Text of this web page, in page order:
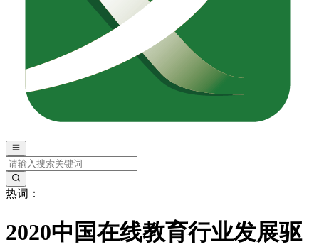
热词：
2020中国在线教育行业发展驱